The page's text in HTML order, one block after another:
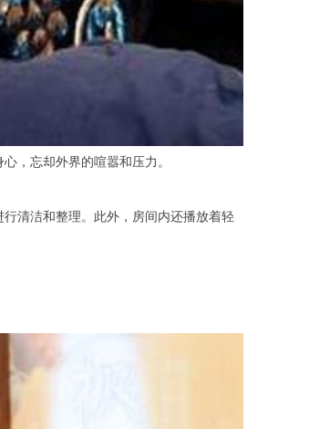
，忘却外界的喧嚣和压力。
清洁和整理。此外，房间内还播放着轻